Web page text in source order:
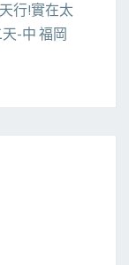
行!實在太
-中 福岡